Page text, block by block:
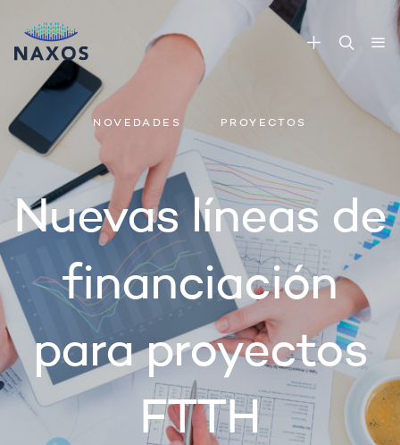
NOVEDADES PROYECTOS
Nuevas líneas de
financiación
para proyectos
FTTH